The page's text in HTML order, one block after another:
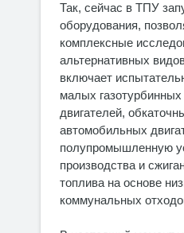
Так, сейчас в ТПУ
оборудования,
комплексные
альтернативных
включает
малых
двигателей,
автомобильных
полупромышленную
производства и
топлива на основе
коммунальных